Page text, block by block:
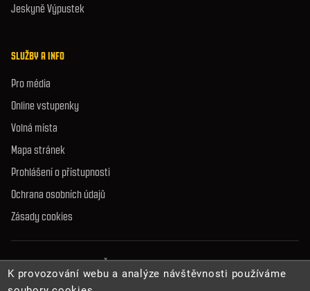
Jeskyně Výpustek
SLUŽBY A INFO
Pro média
Online vstupenky
Volná místa
Mapa stránek
Prohlášení o přístupnosti
Ochrana osobních údajů
Zásady cookies
© 2026 Správa jeskyní České republiky. Všechna práva vyhrazena.
K provozování webu a analýze návštěvnosti používáme